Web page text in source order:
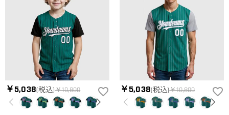
円になります。90,000円以上で無料になります。（一部離島や
遠方へご発送の場合、中継料が別途加算されます。）
納期=製作作業時間+配送時間 受注製作品のため、ご入金を確
認してから制作となります。大量生産品ではなく、一つ一つ手
でお作りしており、予定作業時間は商品ページに記載しており
ます。 そしてご購入の際にお選び頂いた「配送方法」の選択
によって、お届け日数が異なります。詳細は配送について
でご確認ください。.
返品・交換はできますか？
お客様が商品受け取り後、60日以内の未使用品の返品は可能で
す。受注生産品のため、返品は50%の返品手数料(材料費)が発
生致します。詳細は
キャンセル/返品についてまでご確認くだ
さい。.
￥5,038(税込)￥10,800 ￥5,038(税込)￥10,800